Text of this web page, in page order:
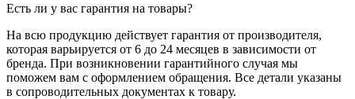
Есть ли у вас гарантия на товары?
На всю продукцию действует гарантия от производителя,
которая варьируется от 6 до 24 месяцев в зависимости от
бренда. При возникновении гарантийного случая мы
поможем вам с оформлением обращения. Все детали указаны
в сопроводительных документах к товару.